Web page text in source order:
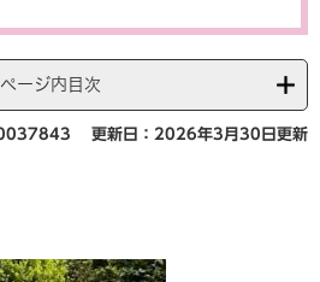
ページ内目次
更新日：2026年3月30日更新